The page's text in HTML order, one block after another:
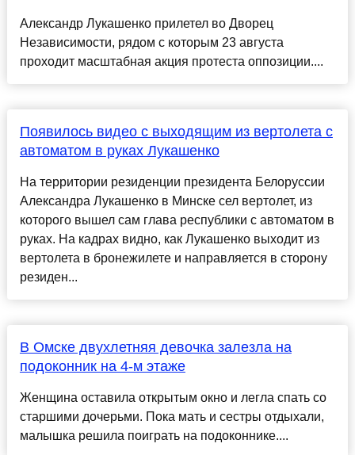
Александр Лукашенко прилетел во Дворец
Независимости, рядом с которым 23 августа
проходит масштабная акция протеста оппозиции....
Появилось видео с выходящим из вертолета с
автоматом в руках Лукашенко
На территории резиденции президента Белоруссии
Александра Лукашенко в Минске сел вертолет, из
которого вышел сам глава республики с автоматом в
руках. На кадрах видно, как Лукашенко выходит из
вертолета в бронежилете и направляется в сторону
резиден...
В Омске двухлетняя девочка залезла на
подоконник на 4-м этаже
Женщина оставила открытым окно и легла спать со
старшими дочерьми. Пока мать и сестры отдыхали,
малышка решила поиграть на подоконнике....